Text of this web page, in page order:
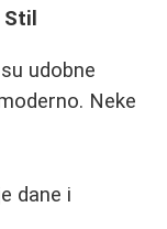
Stil
udobne
Neke
dane i